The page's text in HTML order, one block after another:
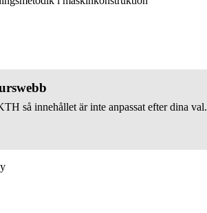
så innehållet är inte anpassat efter dina val.